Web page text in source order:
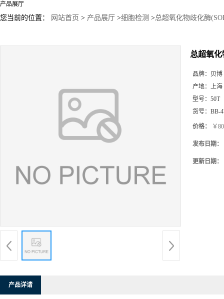
产品展厅
您当前的位置： 网站首页 > 产品展厅 >细胞检测 >总超氧化物歧化酶
总超氧
品牌： 贝博
产地： 上海
型号： 50T
货号： BB-
价格： ￥
发布日期：
更新日期：
产品详请